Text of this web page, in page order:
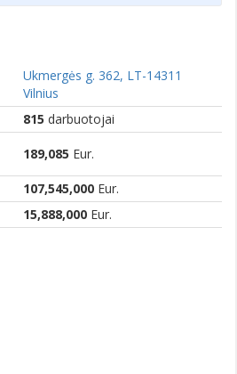
Ukmergės g. 362, LT-14311
Vilnius
815 darbuotojai
189,085 Eur.
107,545,000 Eur.
15,888,000 Eur.